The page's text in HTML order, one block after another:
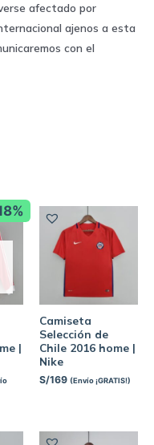
afectado por
ajenos a esta
con el
|
Camiseta
Selección de
Chile 2016 home |
Nike
S/169 (Envío ¡GRATIS!)